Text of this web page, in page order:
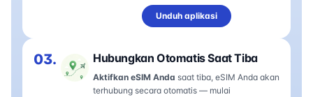
Unduh aplikasi
03. Hubungkan Otomatis Saat Tiba
Aktifkan eSIM Anda saat tiba, eSIM Anda akan
terhubung secara otomatis — mulai